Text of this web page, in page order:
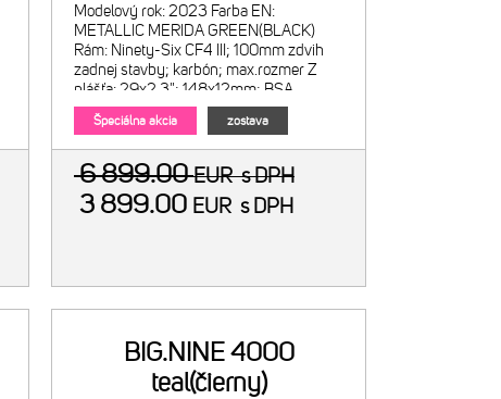
Modelový rok: 2023 Farba EN:
METALLIC MERIDA GREEN(BLACK)
Rám: Ninety-Six CF4 III; 100mm zdvih
zadnej stavby; karbón; max.rozmer Z
plášťa: 29x2.3"; 148x12mm; BSA
Veľkosti: S-M-L-XL Vidlica: Fox
Špeciálna akcia zostava
6 899.00EURs DPH
3 899.00 EUR s DPH
BIG.NINE 4000
teal(čierny)